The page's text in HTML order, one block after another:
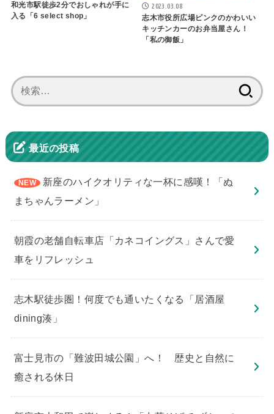
和光市駅徒歩2分でおしゃれが手に
入る「6 select shop」
2023.03.08
志木市役所広場ピンクのかわいい
キッチンカーのお弁当屋さん！
「私の御飯」
索:
最近の投稿
新座のハイクオリティな一杯に感嘆！「ぬ
まちゃんラーメン」
朝霞の老舗自転車店「カネコイングス」さんで愛
車をリフレッシュ
志木駅徒歩圏！何度でも通いたくなる「居酒屋
dining湊」
​富士見市の「難波田城公園」へ！ 歴史と自然に
癒される休日